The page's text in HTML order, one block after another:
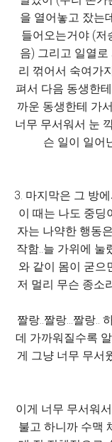
을 열어놓고 잤는
들어오는거야 (저
음) 그리고 일열
리 꺾어서 숙여가
펴서 다음 동생한
까운 동생한테 가
너무 무서워서 눈
슨 일이 일어
3. 마지막은 그 방
이 때는 나도 중딩
자는 나약한 행동
작함..늘 가위에 눌
와 같이 몸이 굳으
저 멀리 무슨 종소
짤랑..짤랑...짤랑..
데 가까워질수록
게 그냥 너무 무서
이게 너무 무서워
불고 하니까 수맥